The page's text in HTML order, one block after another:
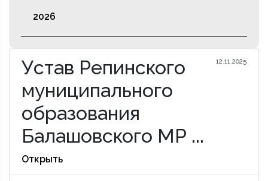
2026
Устав Репинского
муниципального
образования
Балашовского МР ...
12.11.2025
Открыть